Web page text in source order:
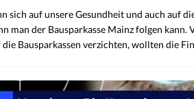
sich auf unsere Gesundheit und auch auf
man der Bausparkasse Mainz folgen
Bausparkassen verzichten, wollten die